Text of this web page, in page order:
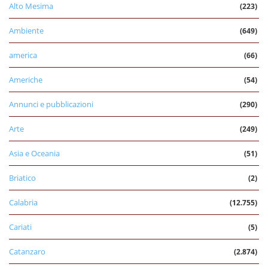
Alto Mesima (223)
Ambiente (649)
america (66)
Americhe (54)
Annunci e pubblicazioni (290)
Arte (249)
Asia e Oceania (51)
Briatico (2)
Calabria (12.755)
Cariati (5)
Catanzaro (2.874)